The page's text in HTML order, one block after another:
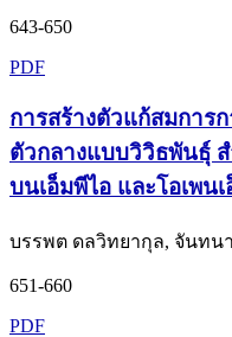
643-650
PDF
การสร้างตัวแก้สมการ
ตัวกลางแบบวิวิธพันธุ์
บนเอ็มพีไอ และโอเพน
บรรพต ดลวิทยากุล, จันทน
651-660
PDF